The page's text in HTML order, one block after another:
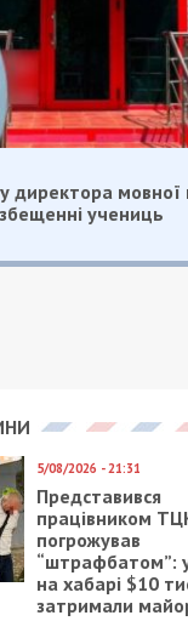
директора мовної
учениць
5/08/2026 - 21:31
Представився
працівником
погрожував
“штрафбатом”:
на хабарі $10
затримали